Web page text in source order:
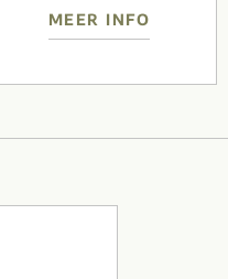
MEER INFO